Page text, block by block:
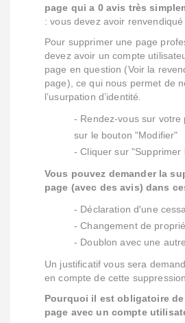
page qui a 0 avis très
: vous devez avoir
Pour supprimer une page
devez avoir un compte
page en question (Voir la
page), ce qui nous permet de
l’usurpation d’identité.
- Rendez-vous sur votre
sur le bouton "Modifier"
- Cliquer sur "Supprimer
Vous pouvez demander la
page (avec des avis) dans
- Déclaration d′une
- Changement de
- Doublon avec une
Un justificatif vous sera
en compte de cette suppression.
Pourquoi il est obligatoire
page avec un compte